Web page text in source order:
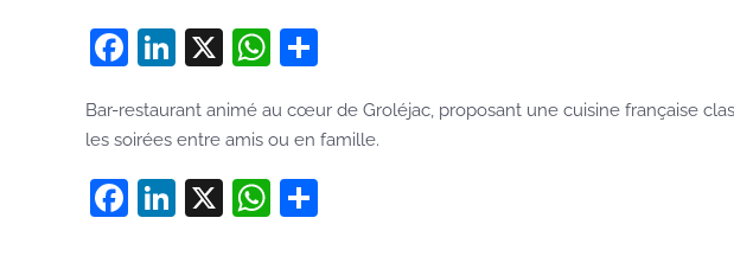
Facebook
LinkedIn
X WhatsApp
Bar-restaurant animé au cœur de Groléjac, proposant une cuisine française
les soirées entre amis ou en famille.
Facebook
LinkedIn
X WhatsApp